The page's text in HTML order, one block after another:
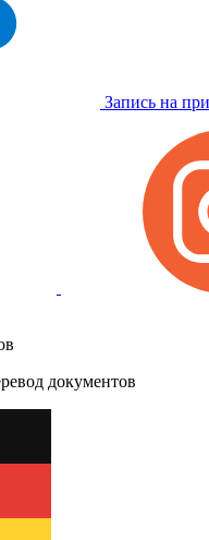
Запись на
документов